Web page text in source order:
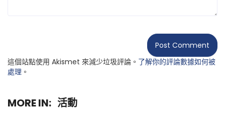
這個站點使用 Akismet 來減少垃圾評論。 了解你的評論數據如何被
處理 。
MORE IN: 活動